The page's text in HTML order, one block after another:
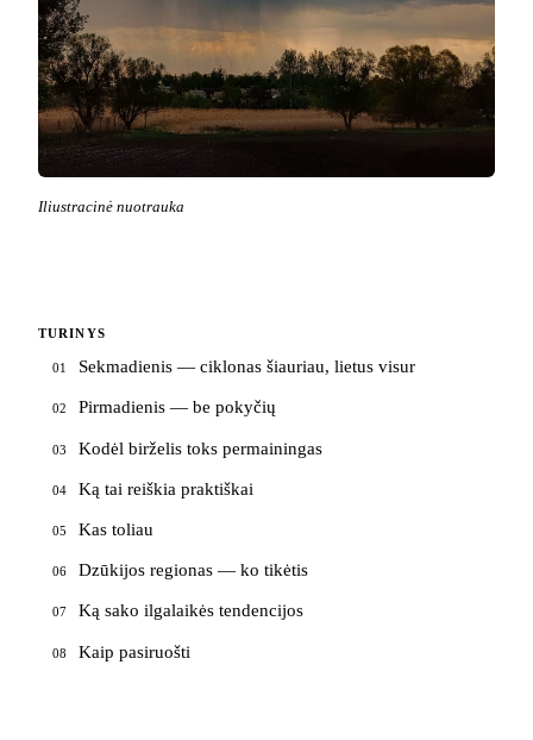
Iliustracinė nuotrauka
TURINYS
01 Sekmadienis — ciklonas šiauriau, lietus visur
02 Pirmadienis — be pokyčių
03 Kodėl birželis toks permainingas
04 Ką tai reiškia praktiškai
05 Kas toliau
06 Dzūkijos regionas — ko tikėtis
07 Ką sako ilgalaikės tendencijos
08 Kaip pasiruošti